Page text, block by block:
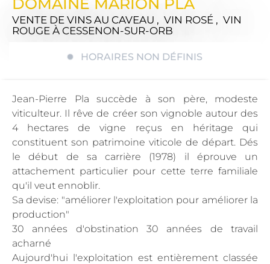
VENTE DE VINS AU CAVEAU , VIN ROSÉ , VIN
ROUGE À CESSENON-SUR-ORB
HORAIRES NON DÉFINIS
Jean-Pierre Pla succède à son père, modeste
viticulteur. Il rêve de créer son vignoble autour des
4 hectares de vigne reçus en héritage qui
constituent son patrimoine viticole de départ. Dés
le début de sa carrière (1978) il éprouve un
attachement particulier pour cette terre familiale
qu'il veut ennoblir.
Sa devise: "améliorer l'exploitation pour améliorer la
production"
30 années d'obstination 30 années de travail
acharné
Aujourd'hui l'exploitation est entièrement classée